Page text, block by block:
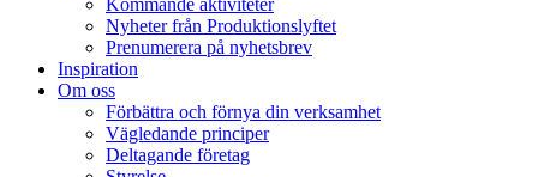
Kommande aktiviteter
Nyheter från Produktionslyftet
Prenumerera på nyhetsbrev
Inspiration
Om oss
Förbättra och förnya din verksamhet
Vägledande principer
Deltagande företag